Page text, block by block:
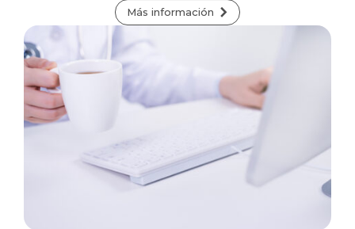
Más información